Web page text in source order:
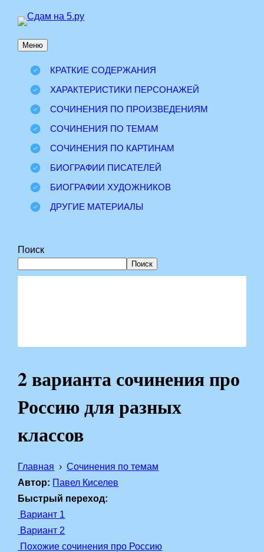
Перейти
содержимому
Меню
КРАТКИЕ СОДЕРЖАНИЯ
ХАРАКТЕРИСТИКИ ПЕРСОНАЖЕЙ
СОЧИНЕНИЯ ПО ПРОИЗВЕДЕНИЯМ
СОЧИНЕНИЯ ПО ТЕМАМ
СОЧИНЕНИЯ ПО КАРТИНАМ
БИОГРАФИИ ПИСАТЕЛЕЙ
БИОГРАФИИ ХУДОЖНИКОВ
ДРУГИЕ МАТЕРИАЛЫ
Поиск
Поиск
2 варианта сочинения про
Россию для разных
классов
Главная
Сочинения по темам
Автор: Павел Киселев
Быстрый переход:
Вариант 1
Вариант 2
Похожие сочинения про Россию